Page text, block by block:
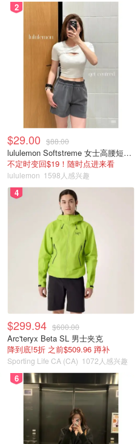
2
$29.00 $88.00
lululemon Softstreme 女士高腰短裤 10cm
不定时变回$19！随时点进来看
lululemon 1598人感兴趣
4
$299.94 $600.00
Arc'teryx Beta SL 男士夹克
降到底!5折 之前$509.96 蹲补
Sporting Life CA (CA) 1072人感兴趣
6